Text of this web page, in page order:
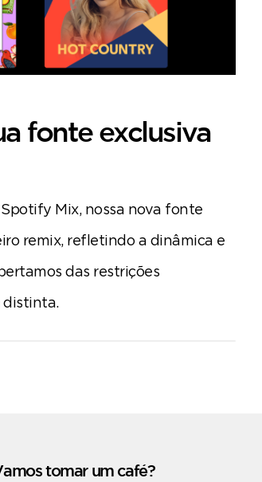
fonte exclusiva
Mix, nossa nova fonte
remix, refletindo a dinâmica e
das restrições
distinta.
tomar um café?